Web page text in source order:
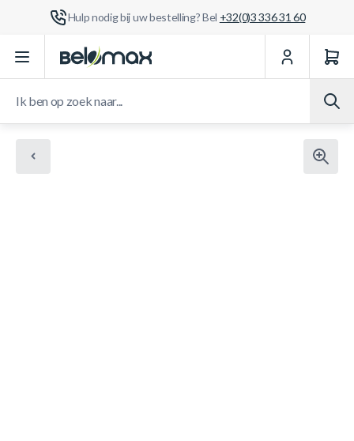
Hulp nodig bij uw bestelling? Bel +32(0)3 336 31 60
Ga naar de inhoud